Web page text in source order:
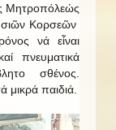
Μητροπόλεώς
Κορσεῶν
νά εἶναι
πνευματικά
σθένος.
μικρά παιδιά.